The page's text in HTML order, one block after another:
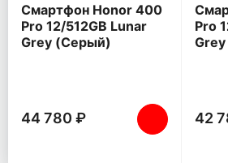
Смартфон Honor 400
Pro 12/512GB Lunar
Grey (Серый)
44 780 ₽
Pro
42